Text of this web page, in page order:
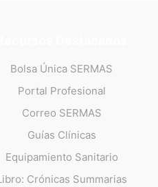
Bolsa Única SERMAS
Portal Profesional
Correo SERMAS
Guías Clínicas
Equipamiento Sanitario
Crónicas Summarias